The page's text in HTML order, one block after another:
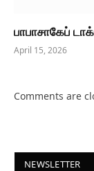
பாபாசாகேப்
April 15, 2026
Comments are
NEWSLETTER